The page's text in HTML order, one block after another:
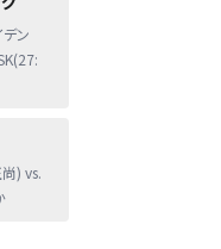
デン
) vs.